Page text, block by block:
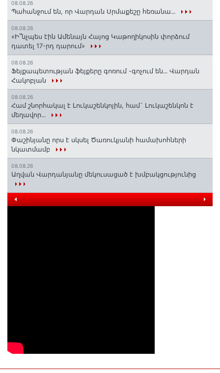
08.08.26
Պահանջում են, որ Վարդան Սրմաքեշը հեռանա․․․
08.08.26
«Ի՞նչպես էին Ամենայն Հայոց Կաթողիկոսին փորձում
դատել 17-րդ դարում»
08.08.26
Ֆեյքապետության ֆեյքերը գոռում -գոչում են․․․ Վարդան
Հակոբյան
08.08.26
Համ շնորհակալ է Լուկաշենկոյին, համ` Լուկաշենկոն է
մեղավոր․․․
08.08.26
Փաշինյանը որս է սկսել Ծառուկյանի համախոհների
նկատմամբ
08.08.26
Աղվան Վարդանյանը մեկուսացած է խմբակցությունից